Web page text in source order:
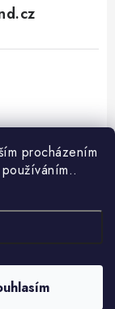
procházením
vyhrazena.